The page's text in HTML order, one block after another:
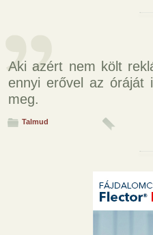
Aki azért nem költ
ennyi erővel az óráját
meg.
Talmud